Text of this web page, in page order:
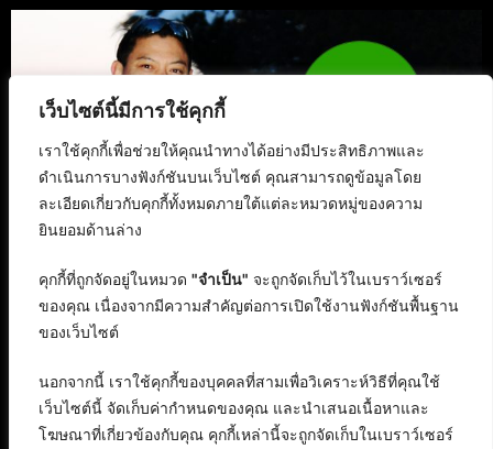
เว็บไซต์นี้มีการใช้คุกกี้
เราใช้คุกกี้เพื่อช่วยให้คุณนำทางได้อย่างมีประสิทธิภาพและ
ดำเนินการบางฟังก์ชันบนเว็บไซต์ คุณสามารถดูข้อมูลโดย
ละเอียดเกี่ยวกับคุกกี้ทั้งหมดภายใต้แต่ละหมวดหมู่ของความ
ยินยอมด้านล่าง
คุกกี้ที่ถูกจัดอยู่ในหมวด "จำเป็น" จะถูกจัดเก็บไว้ในเบราว์เซอร์
ของคุณ เนื่องจากมีความสำคัญต่อการเปิดใช้งานฟังก์ชันพื้นฐาน
ของเว็บไซต์
นอกจากนี้ เราใช้คุกกี้ของบุคคลที่สามเพื่อวิเคราะห์วิธีที่คุณใช้
เว็บไซต์นี้ จัดเก็บค่ากำหนดของคุณ และนำเสนอเนื้อหาและ
โฆษณาที่เกี่ยวข้องกับคุณ คุกกี้เหล่านี้จะถูกจัดเก็บในเบราว์เซอร์